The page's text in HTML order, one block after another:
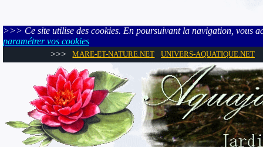
>>> Ce site utilise des cookies. En poursuivant la navigation, vous
paramétrer vos cookies
>>>
MARE-ET-NATURE.NET UNIVERS-AQUATIQUE.NET